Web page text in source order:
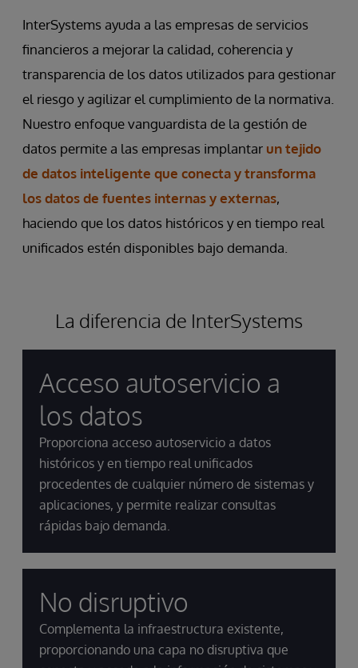
InterSystems ayuda a las empresas de servicios
financieros a mejorar la calidad, coherencia y
transparencia de los datos utilizados para gestionar
el riesgo y agilizar el cumplimiento de la normativa.
Nuestro enfoque vanguardista de la gestión de
datos permite a las empresas implantar un tejido
de datos inteligente que conecta y transforma
los datos de fuentes internas y externas,
haciendo que los datos históricos y en tiempo real
unificados estén disponibles bajo demanda.
La diferencia de InterSystems
Acceso autoservicio a
los datos
Proporciona acceso autoservicio a datos
históricos y en tiempo real unificados
procedentes de cualquier número de sistemas y
aplicaciones, y permite realizar consultas
rápidas bajo demanda.
No disruptivo
Complementa la infraestructura existente,
proporcionando una capa no disruptiva que